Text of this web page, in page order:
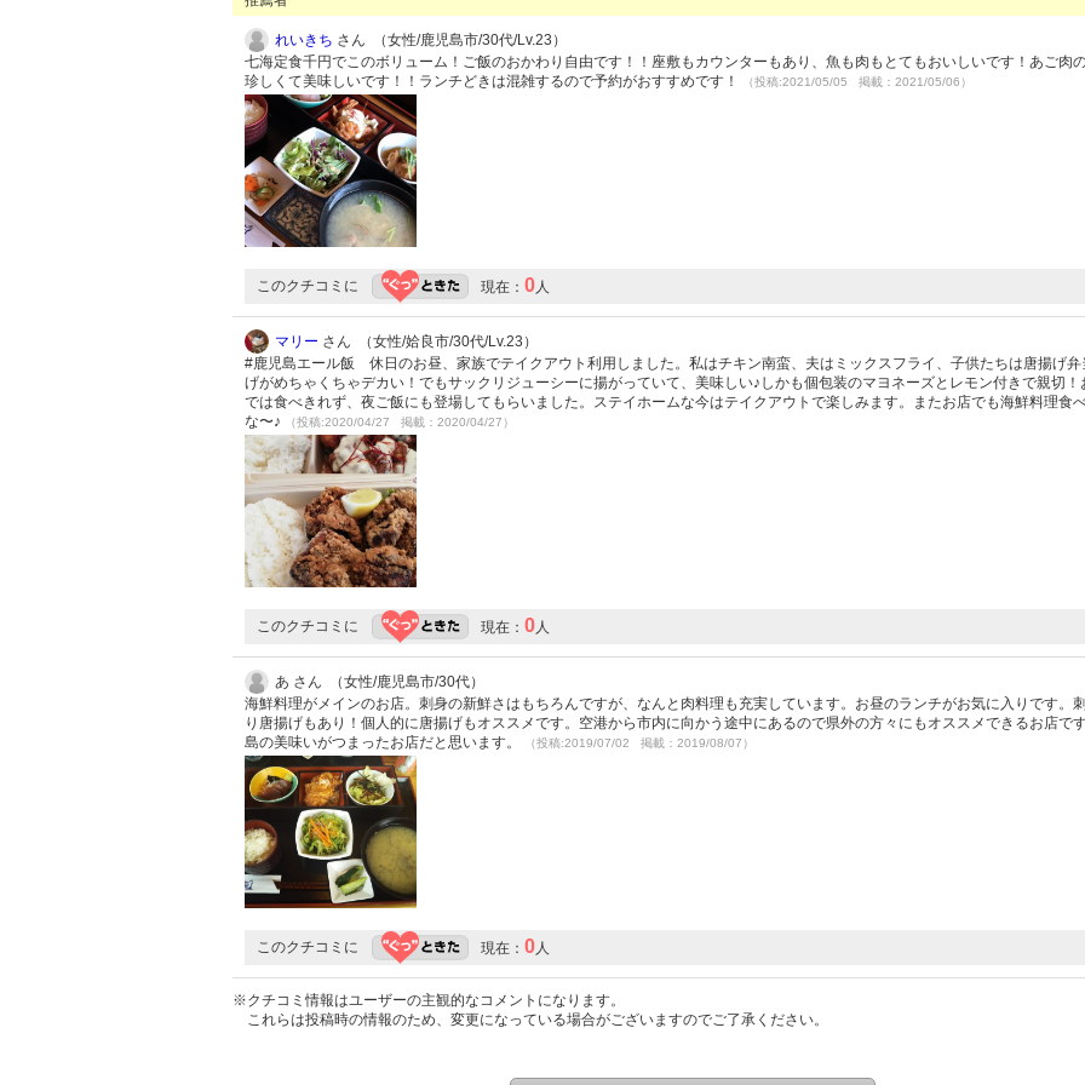
れいきち さん （女性/鹿児島市/30代/Lv.23）
七海定食千円でこのボリューム！ご飯のおかわり自由です！！座敷もカウンターもあり、魚も肉もとてもおいしいです！あご肉
珍しくて美味しいです！！ランチどきは混雑するので予約がおすすめです！
（投稿:2021/05/05 掲載：2021/05/06）
このクチコミに 現在： 0人
マリー さん （女性/姶良市/30代/Lv.23）
#鹿児島エール飯 休日のお昼、家族でテイクアウト利用しました。私はチキン南蛮、夫はミックスフライ、子供たちは唐揚げ弁
げがめちゃくちゃデカい！でもサックリジューシーに揚がっていて、美味しい♪しかも個包装のマヨネーズとレモン付きで親切！
では食べきれず、夜ご飯にも登場してもらいました。ステイホームな今はテイクアウトで楽しみます。またお店でも海鮮料理食
な〜♪
（投稿:2020/04/27 掲載：2020/04/27）
このクチコミに 現在： 0人
あ さん （女性/鹿児島市/30代）
海鮮料理がメインのお店。刺身の新鮮さはもちろんですが、なんと肉料理も充実しています。お昼のランチがお気に入りです。
り唐揚げもあり！個人的に唐揚げもオススメです。空港から市内に向かう途中にあるので県外の方々にもオススメできるお店で
島の美味いがつまったお店だと思います。
（投稿:2019/07/02 掲載：2019/08/07）
このクチコミに 現在： 0人
※クチコミ情報はユーザーの主観的なコメントになります。
これらは投稿時の情報のため、変更になっている場合がございますのでご了承ください。